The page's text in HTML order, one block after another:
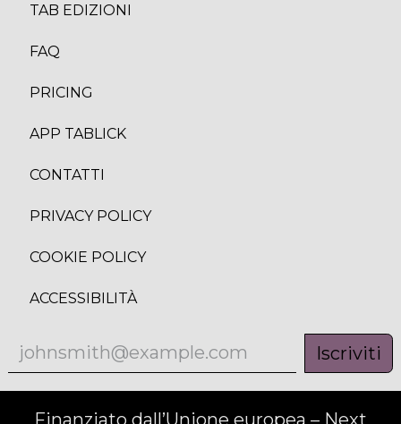
TAB EDIZIONI
FAQ
PRICING
APP TABLICK
CONTATTI
PRIVACY POLICY
COOKIE POLICY
ACCESSIBILITÀ
Iscriviti